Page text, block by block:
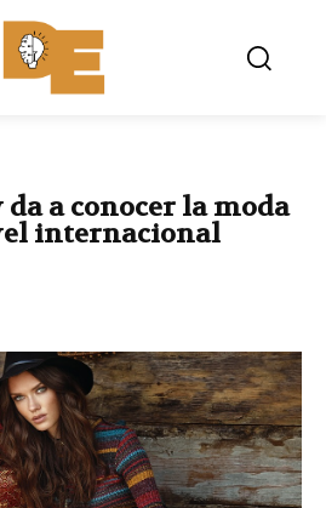
a conocer la moda
internacional